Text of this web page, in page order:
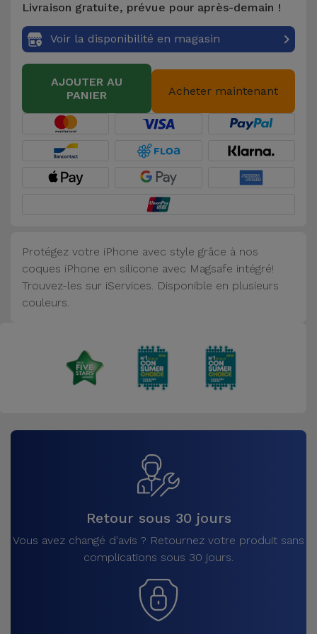
Accessoires
Mobilité,
Auto et
Accessoires
d'ordinateur
Accessoires
Kids
Voir
tout
Livraison gratuite, prévue pour après-demain !
Voir la disponibilité en magasin
AJOUTER AU
PANIER
Acheter maintenant
Protégez votre iPhone avec style grâce à nos
coques iPhone en silicone avec Magsafe intégré!
Trouvez-les sur iServices. Disponible en plusieurs
couleurs.
Retour sous 30 jours
Vous avez changé d'avis ? Retournez votre produit sans
complications sous 30 jours.